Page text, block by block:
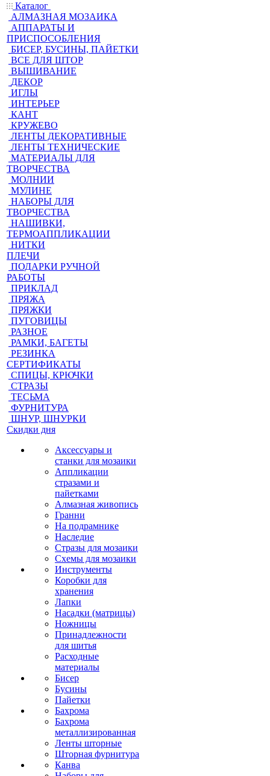
Каталог
АЛМАЗНАЯ МОЗАИКА
АППАРАТЫ И
ПРИСПОСОБЛЕНИЯ
БИСЕР, БУСИНЫ, ПАЙЕТКИ
ВСЕ ДЛЯ ШТОР
ВЫШИВАНИЕ
ДЕКОР
ИГЛЫ
ИНТЕРЬЕР
КАНТ
КРУЖЕВО
ЛЕНТЫ ДЕКОРАТИВНЫЕ
ЛЕНТЫ ТЕХНИЧЕСКИЕ
МАТЕРИАЛЫ ДЛЯ
ТВОРЧЕСТВА
МОЛНИИ
МУЛИНЕ
НАБОРЫ ДЛЯ
ТВОРЧЕСТВА
НАШИВКИ,
ТЕРМОАППЛИКАЦИИ
НИТКИ
ПЛЕЧИ
ПОДАРКИ РУЧНОЙ
РАБОТЫ
ПРИКЛАД
ПРЯЖА
ПРЯЖКИ
ПУГОВИЦЫ
РАЗНОЕ
РАМКИ, БАГЕТЫ
РЕЗИНКА
СЕРТИФИКАТЫ
СПИЦЫ, КРЮЧКИ
СТРАЗЫ
ТЕСЬМА
ФУРНИТУРА
ШНУР, ШНУРКИ
Скидки дня
Аксессуары и
станки для мозаики
Аппликации
стразами и
пайетками
Алмазная живопись
Гранни
На подрамнике
Наследие
Стразы для мозаики
Схемы для мозаики
Инструменты
Коробки для
хранения
Лапки
Насадки (матрицы)
Ножницы
Принадлежности
для шитья
Расходные
материалы
Бисер
Бусины
Пайетки
Бахрома
Бахрома
металлизированная
Ленты шторные
Шторная фурнитура
Канва